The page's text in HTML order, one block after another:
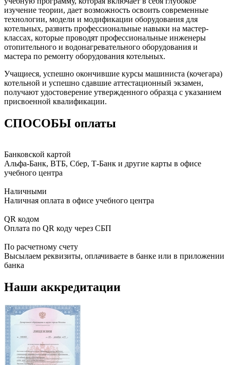
изучение теории, дает возможность освоить современные
технологии, модели и модификации оборудования для
котельных, развить профессиональные навыки на мастер-
классах, которые проводят профессиональные инженеры
отопительного и водонагревательного оборудования и
мастера по ремонту оборудования котельных.
Учащиеся, успешно окончившие курсы машиниста (кочегара)
котельной и успешно сдавшие аттестационный экзамен,
получают удостоверение утвержденного образца с указанием
присвоенной квалификации.
СПОСОБЫ оплаты
Банковской картой
Альфа-Банк, ВТБ, Сбер, Т-Банк и другие карты в офисе
учебного центра
Наличными
Наличная оплата в офисе учебного центра
QR кодом
Оплата по QR коду через СБП
По расчетному счету
Высылаем реквизиты, оплачиваете в банке или в приложении
банка
Наши аккредитации